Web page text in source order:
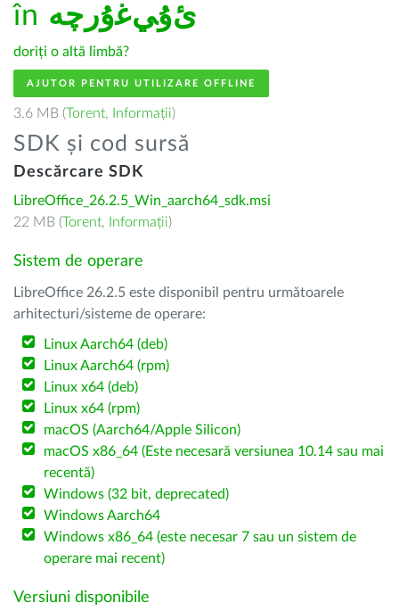
în ﺉۇﻲﻏۇﺭچە
doriți o altă limbă?
AJUTOR PENTRU UTILIZARE OFFLINE
3.6 MB (Torent, Informații)
SDK și cod sursă
Descărcare SDK
LibreOffice_26.2.5_Win_aarch64_sdk.msi
22 MB (Torent, Informații)
Sistem de operare
LibreOffice 26.2.5 este disponibil pentru următoarele
arhitecturi/sisteme de operare:
Linux Aarch64 (deb)
Linux Aarch64 (rpm)
Linux x64 (deb)
Linux x64 (rpm)
macOS (Aarch64/Apple Silicon)
macOS x86_64 (Este necesară versiunea 10.14 sau mai
recentă)
Windows (32 bit, deprecated)
Windows Aarch64
Windows x86_64 (este necesar 7 sau un sistem de
operare mai recent)
Versiuni disponibile